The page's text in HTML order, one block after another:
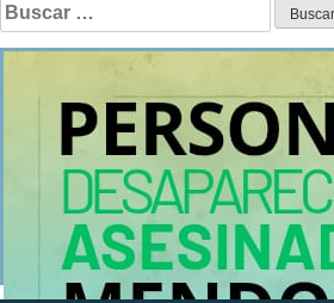
Buscar: